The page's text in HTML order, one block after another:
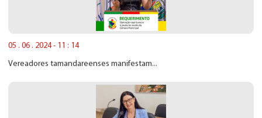
05 . 06 . 2024 - 11 : 14
Vereadores tamandareenses manifestam...